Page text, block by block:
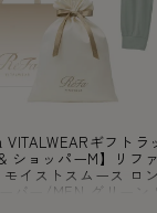
VITALWEARギフト
ショッパーM】リフ
イストスムース ロ
バー/MEN グリーン